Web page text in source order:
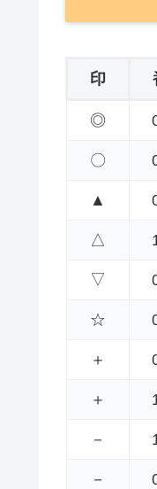
印
◎
〇
▲
△
▽
☆
＋
＋
－
－